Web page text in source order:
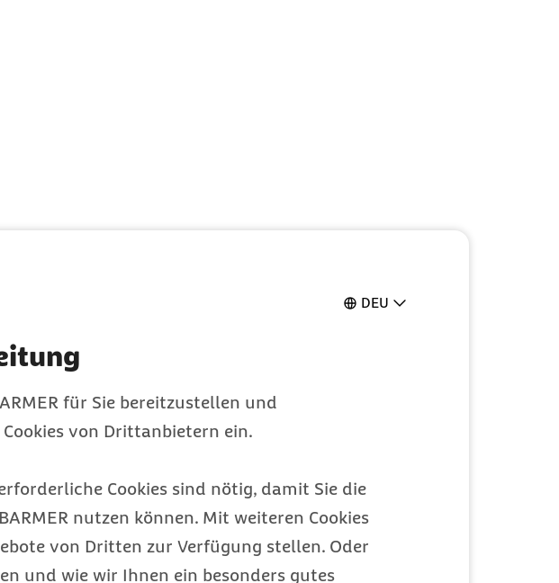
DEU
für Sie bereitzustellen und
von Drittanbietern ein.
Cookies sind nötig, damit Sie die
nutzen können. Mit weiteren Cookies
von Dritten zur Verfügung stellen. Oder
und wie wir Ihnen ein besonders gutes